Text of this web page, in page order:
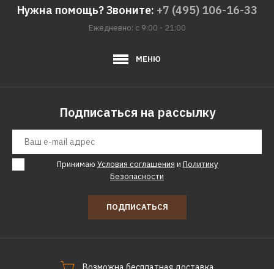
Нужна помощь? Звоните: +7 (495) 106-16-33
Ежедневно: с 9:00 - 21:00
МЕНЮ
Подписаться на рассылку
Принимаю Условия соглашения и Политику
Безопасности
ПОДПИСАТЬСЯ